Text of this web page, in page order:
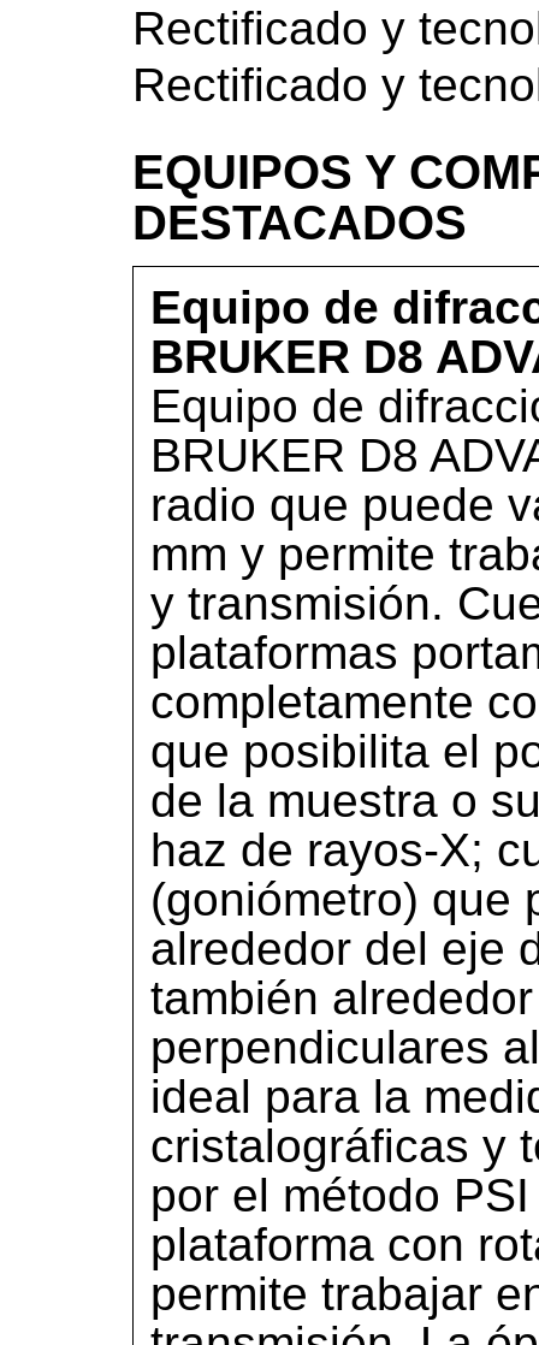
Rectificado y
Rectificado y
EQUIPOS Y
DESTACADOS
Equipo de
BRUKER D8
Equipo de
BRUKER D8
radio que puede
mm y permite
y transmisión.
plataformas
completamente
que posibilita el
de la muestra o
haz de rayos-X;
(goniómetro) que
alrededor del eje
también
perpendiculares
ideal para la
cristalográficas y
por el método
plataforma con
permite trabajar